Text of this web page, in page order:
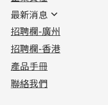
镶口链
管狀網鏈
十字車花鏈系列
十字閃O鏈系列
十字錘打鏈系列
側身車花鏈系列
側身鏈系列
耳環類配件
卷迫系列
螺絲迫系列
梅花迫系列
平臺迫系列
綫拍系列
美拍系列
鏈類配件
動感車花吊墜
調節珠系列
生圈扣系列
龍蝦扣系列
鴨俐制系列
其他類配件
珠盤系列
袖口鈕系列
焊片及鐳射綫
空心車花管
珠類配件
無孔光身珠
空心光身珠
無孔批花珠
鑲口類
四爪頭系列
六爪頭系列
車花片
動感車花片
鑲口戒指
鑲口手鏈系列
首飾系列
手镯系列
戒指系列
空心耳環
空心车花管首饰链
空心手鐲系列
貴金屬原料
千足金
記憶金屬系列
記憶戒指
拉簧珠珠手鏈
記憶鈦手鐲
最新消息
最新消息
各項證書(2)
相片集(9)
展覽會資訊
最新產品資訊
招聘欄-廣州
招聘欄-香港
產品手冊
聯絡我們